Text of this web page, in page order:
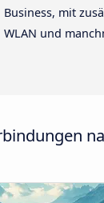
Business, mit
WLAN und